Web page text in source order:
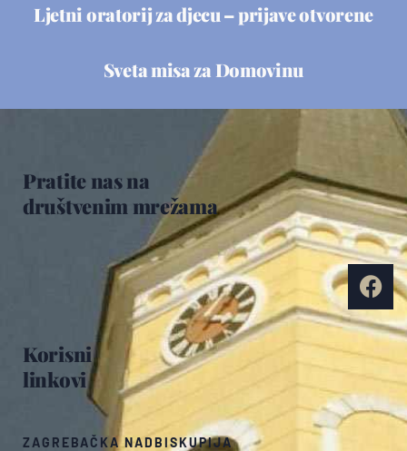
Ljetni oratorij za djecu – prijave otvorene
Sveta misa za Domovinu
Korisni
linkovi
ZAGREBAČKA NADBISKUPIJA
Pratite nas na
društvenim mrežama